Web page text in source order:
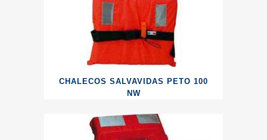
CHALECOS SALVAVIDAS PETO 100
NW